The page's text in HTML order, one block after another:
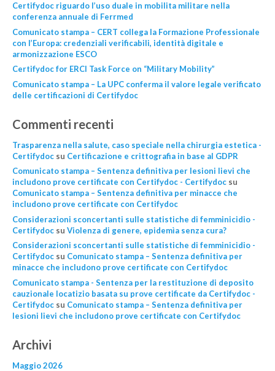
Certifydoc riguardo l’uso duale in mobilita militare nella
conferenza annuale di Ferrmed
Comunicato stampa – CERT collega la Formazione Professionale
con l’Europa: credenziali verificabili, identità digitale e
armonizzazione ESCO
Certifydoc for ERCI Task Force on “Military Mobility”
Comunicato stampa – La UPC conferma il valore legale verificato
delle certificazioni di Certifydoc
Commenti recenti
Trasparenza nella salute, caso speciale nella chirurgia estetica -
Certifydocsu Certificazione e crittografia in base al GDPR
Comunicato stampa – Sentenza definitiva per lesioni lievi che
includono prove certificate con Certifydoc - Certifydocsu
Comunicato stampa – Sentenza definitiva per minacce che
includono prove certificate con Certifydoc
Considerazioni sconcertanti sulle statistiche di femminicidio -
Certifydocsu Violenza di genere, epidemìa senza cura?
Considerazioni sconcertanti sulle statistiche di femminicidio -
Certifydocsu Comunicato stampa – Sentenza definitiva per
minacce che includono prove certificate con Certifydoc
Comunicato stampa - Sentenza per la restituzione di deposito
cauzionale locatizio basata su prove certificate da Certifydoc -
Certifydocsu Comunicato stampa – Sentenza definitiva per
lesioni lievi che includono prove certificate con Certifydoc
Archivi
Maggio 2026